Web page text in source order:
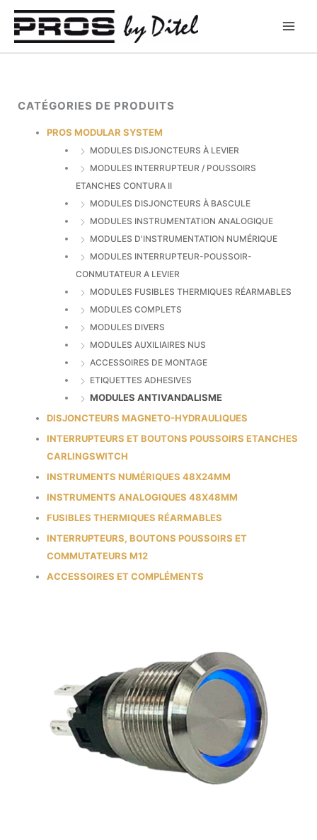
Aller
contenu
CATÉGORIES DE PRODUITS
PROS MODULAR SYSTEM
MODULES DISJONCTEURS À LEVIER
MODULES INTERRUPTEUR / POUSSOIRS
ETANCHES CONTURA II
MODULES DISJONCTEURS À BASCULE
MODULES INSTRUMENTATION ANALOGIQUE
MODULES D'INSTRUMENTATION NUMÉRIQUE
MODULES INTERRUPTEUR-POUSSOIR-
CONMUTATEUR A LEVIER
MODULES FUSIBLES THERMIQUES RÉARMABLES
MODULES COMPLETS
MODULES DIVERS
MODULES AUXILIAIRES NUS
ACCESSOIRES DE MONTAGE
ETIQUETTES ADHESIVES
MODULES ANTIVANDALISME
DISJONCTEURS MAGNETO-HYDRAULIQUES
INTERRUPTEURS ET BOUTONS POUSSOIRS ETANCHES
CARLINGSWITCH
INSTRUMENTS NUMÉRIQUES 48X24MM
INSTRUMENTS ANALOGIQUES 48X48MM
FUSIBLES THERMIQUES RÉARMABLES
INTERRUPTEURS, BOUTONS POUSSOIRS ET
COMMUTATEURS M12
ACCESSOIRES ET COMPLÉMENTS